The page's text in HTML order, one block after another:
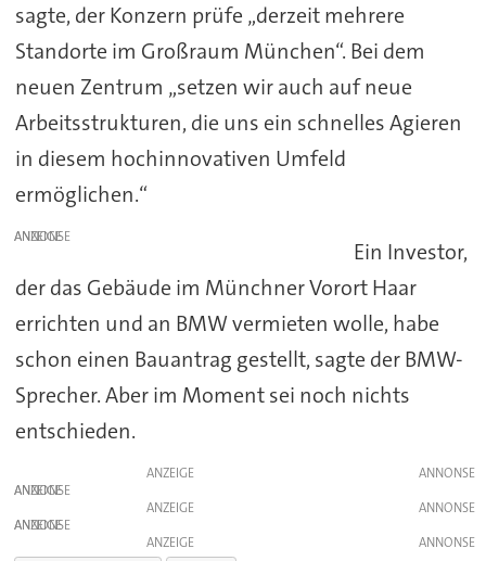
sagte, der Konzern prüfe „derzeit mehrere
Standorte im Großraum München“. Bei dem
neuen Zentrum „setzen wir auch auf neue
Arbeitsstrukturen, die uns ein schnelles Agieren
in diesem hochinnovativen Umfeld
ermöglichen.“
ANZEIGE
Ein Investor,
der das Gebäude im Münchner Vorort Haar
errichten und an BMW vermieten wolle, habe
schon einen Bauantrag gestellt, sagte der BMW-
Sprecher. Aber im Moment sei noch nichts
entschieden.
ANZEIGE
ANZEIGE
ANZEIGE
ANZEIGE
ANZEIGE